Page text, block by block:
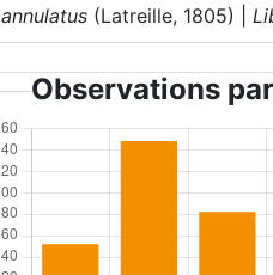
annulatus (Latreille, 1805) |
Observations